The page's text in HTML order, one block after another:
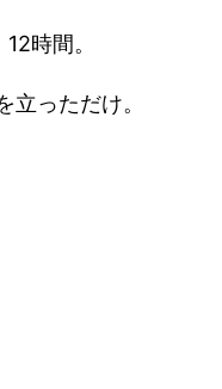
時間。
立っただけ。